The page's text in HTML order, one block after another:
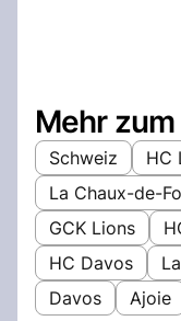
Mehr
Schweiz
HC
La Chaux-de-
GCK Lions
HC Davos
Davos
Ajoie